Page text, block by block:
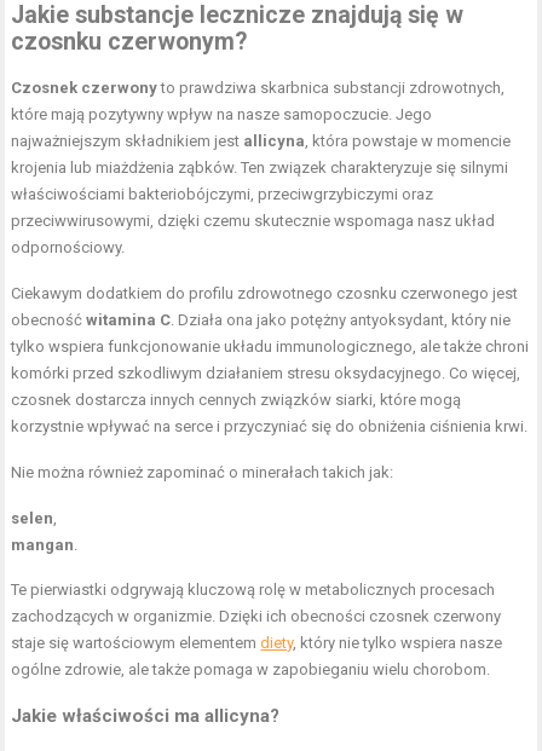
Jakie substancje lecznicze znajdują się w
czosnku czerwonym?
Czosnek czerwonyto prawdziwa skarbnica substancji zdrowotnych,
które mają pozytywny wpływ na nasze samopoczucie. Jego
najważniejszym składnikiem jest allicyna, która powstaje w momencie
krojenia lub miażdżenia ząbków. Ten związek charakteryzuje się silnymi
właściwościami bakteriobójczymi, przeciwgrzybiczymi oraz
przeciwwirusowymi, dzięki czemu skutecznie wspomaga nasz układ
odpornościowy.
Ciekawym dodatkiem do profilu zdrowotnego czosnku czerwonego jest
obecnośćwitamina C. Działa ona jako potężny antyoksydant, który nie
tylko wspiera funkcjonowanie układu immunologicznego, ale także chroni
komórki przed szkodliwym działaniem stresu oksydacyjnego. Co więcej,
czosnek dostarcza innych cennych związków siarki, które mogą
korzystnie wpływać na serce i przyczyniać się do obniżenia ciśnienia krwi.
Nie można również zapominać o minerałach takich jak:
selen,
mangan.
Te pierwiastki odgrywają kluczową rolę w metabolicznych procesach
zachodzących w organizmie. Dzięki ich obecności czosnek czerwony
staje się wartościowym elementemdiety, który nie tylko wspiera nasze
ogólne zdrowie, ale także pomaga w zapobieganiu wielu chorobom.
Jakie właściwości ma allicyna?